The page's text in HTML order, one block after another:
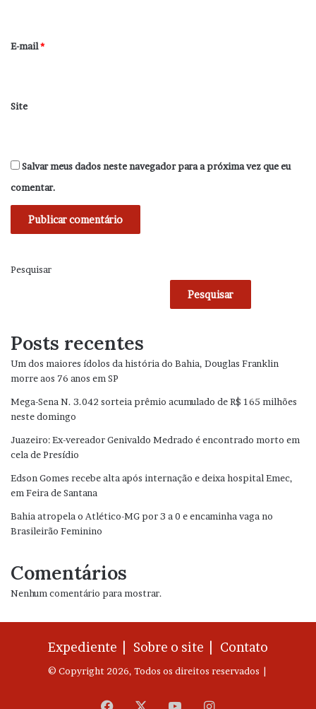
*
E-mail*
Site
Salvar meus dados neste navegador para a próxima vez que eu
comentar.
Pesquisar
Pesquisar
Posts recentes
Um dos maiores ídolos da história do Bahia, Douglas Franklin
morre aos 76 anos em SP
Mega-Sena N. 3.042 sorteia prêmio acumulado de R$ 165 milhões
neste domingo
Juazeiro: Ex-vereador Genivaldo Medrado é encontrado morto em
cela de Presídio
Edson Gomes recebe alta após internação e deixa hospital Emec,
em Feira de Santana
Bahia atropela o Atlético-MG por 3 a 0 e encaminha vaga no
Brasileirão Feminino
Comentários
Nenhum comentário para mostrar.
Expediente | Sobre o site | Contato
© Copyright 2026, Todos os direitos reservados |
Facebook YouTubeInstagram